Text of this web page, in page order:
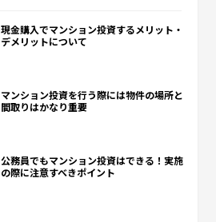
現金購入でマンション投資するメリット・
デメリットについて
マンション投資を行う際には物件の場所と
間取りはかなり重要
公務員でもマンション投資はできる！実施
の際に注意すべきポイント